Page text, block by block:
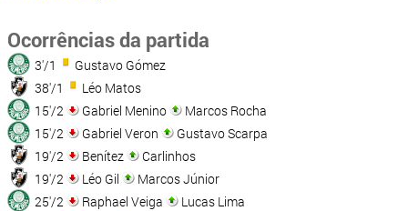
Ocorrências da partida
3'/1
Gustavo Gómez
38'/1
Léo Matos
15'/2
Gabriel Menino
Marcos Rocha
15'/2
Gabriel Veron
Gustavo Scarpa
19'/2
Benítez
Carlinhos
19'/2
Léo Gil
Marcos Júnior
25'/2
Raphael Veiga
Lucas Lima